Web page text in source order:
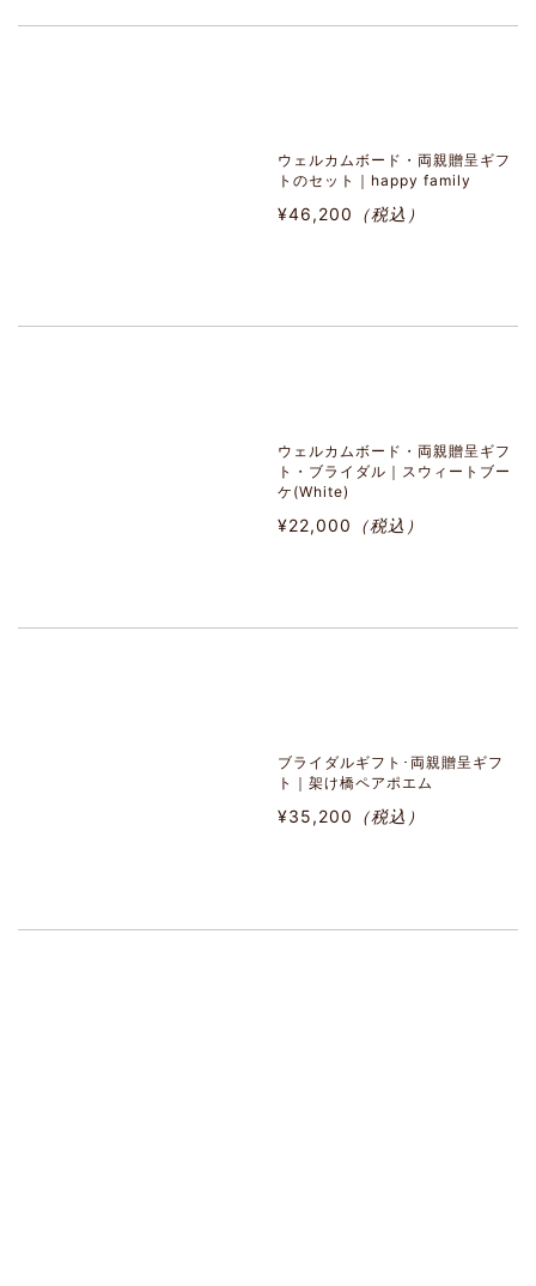
ウェルカムボード・両親贈呈ギフ
トのセット｜happy family
¥46,200 （税込）
ウェルカムボード・両親贈呈ギフ
ト・ブライダル｜スウィートブー
ケ(White)
¥22,000 （税込）
ブライダルギフト･両親贈呈ギフ
ト｜架け橋ペアポエム
¥35,200 （税込）